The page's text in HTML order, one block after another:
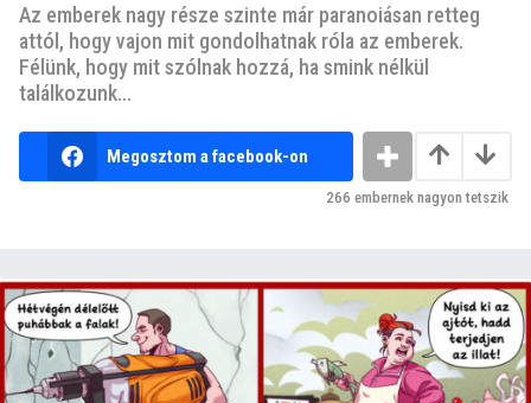
Az emberek nagy része szinte már paranoiásan retteg
attól, hogy vajon mit gondolhatnak róla az emberek.
Félünk, hogy mit szólnak hozzá, ha smink nélkül
találkozunk...
Megosztom a facebook-on
266 embernek nagyon tetszik